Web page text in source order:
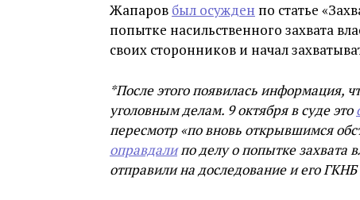
Жапаров был осужден по статье
попытке насильственного захвата
своих сторонников и начал
*После этого появилась информация,
уголовным делам. 9 октября в суде это
пересмотр «по вновь открывшимся
оправдалипо делу о попытке захвата
отправили на доследование и его ГКНБ